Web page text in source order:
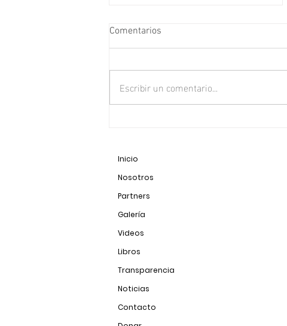
Comentarios
Escribir un comentario...
Inicio
Nosotros
Partners
Galería
Videos
Libros
Transparencia
Noticias
Contacto